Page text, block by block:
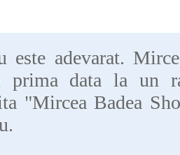
este adevarat.
prima data la un
"Mircea Badea